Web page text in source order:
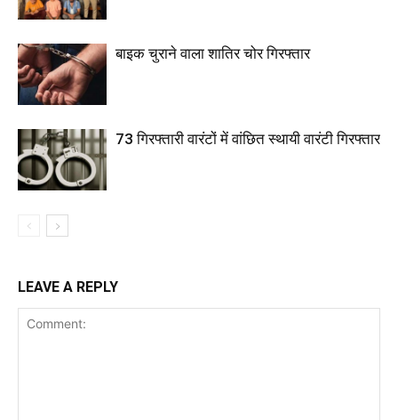
बाइक चुराने वाला शातिर चोर गिरफ्तार
73 गिरफ्तारी वारंटों में वांछित स्थायी वारंटी गिरफ्तार
LEAVE A REPLY